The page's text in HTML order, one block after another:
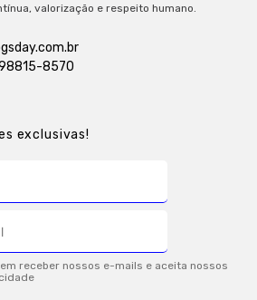
valorização e respeito humano.
8570
exclusivas!